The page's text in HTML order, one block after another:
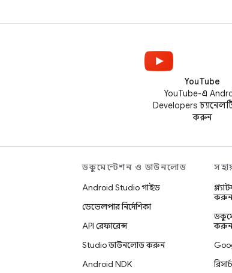
YouTube
YouTube-এ
Developers
করুন
ডকুমেন্টেশন ও ডাউনলোড
Android Studio গাইড
ডেভেলপার নির্দেশিকা
API রেফারেন্স
Studio ডাউনলোড করুন
Android NDK
করুন
করুন